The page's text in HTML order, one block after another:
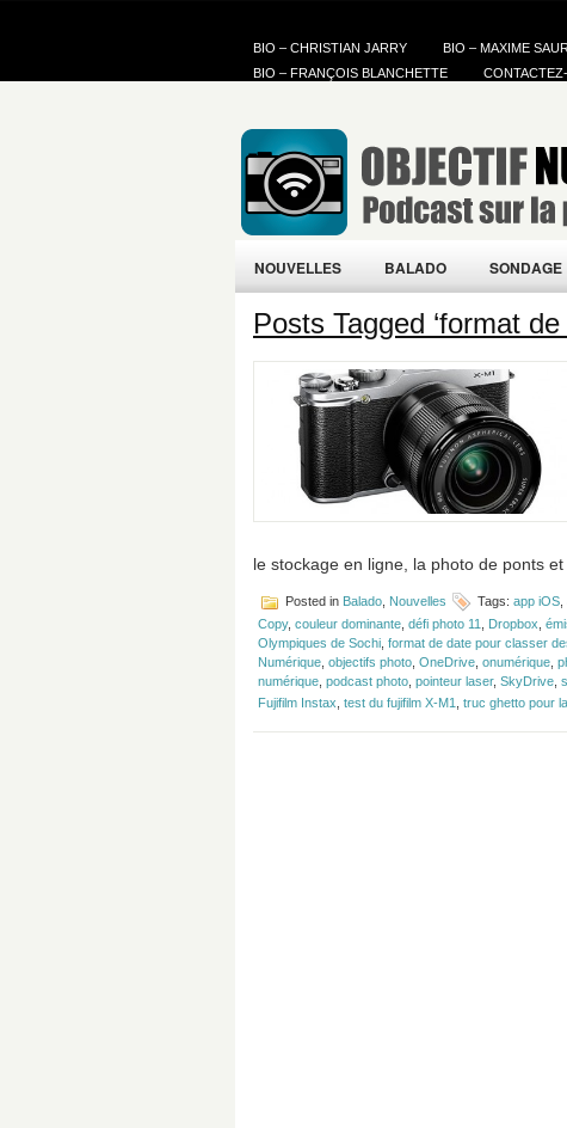
BIO – CHRISTIAN JARRY BIO – MAXIME
BIO – FRANÇOIS BLANCHETTE
NOUVELLES BALADO SONDAGE
Posts Tagged ‘format
le stockage en ligne, la photo de ponts
Posted in Balado Nouvelles Tags: app iOS
Copy, couleur dominante défi photo 11 Dropbox
Olympiques de Sochi format de date pour classer
Numérique objectifs photo OneDrive onumérique
numérique podcast photo pointeur laser, SkyDrive
Fujifilm Instax test du fujifilm X-M1 truc ghetto pour